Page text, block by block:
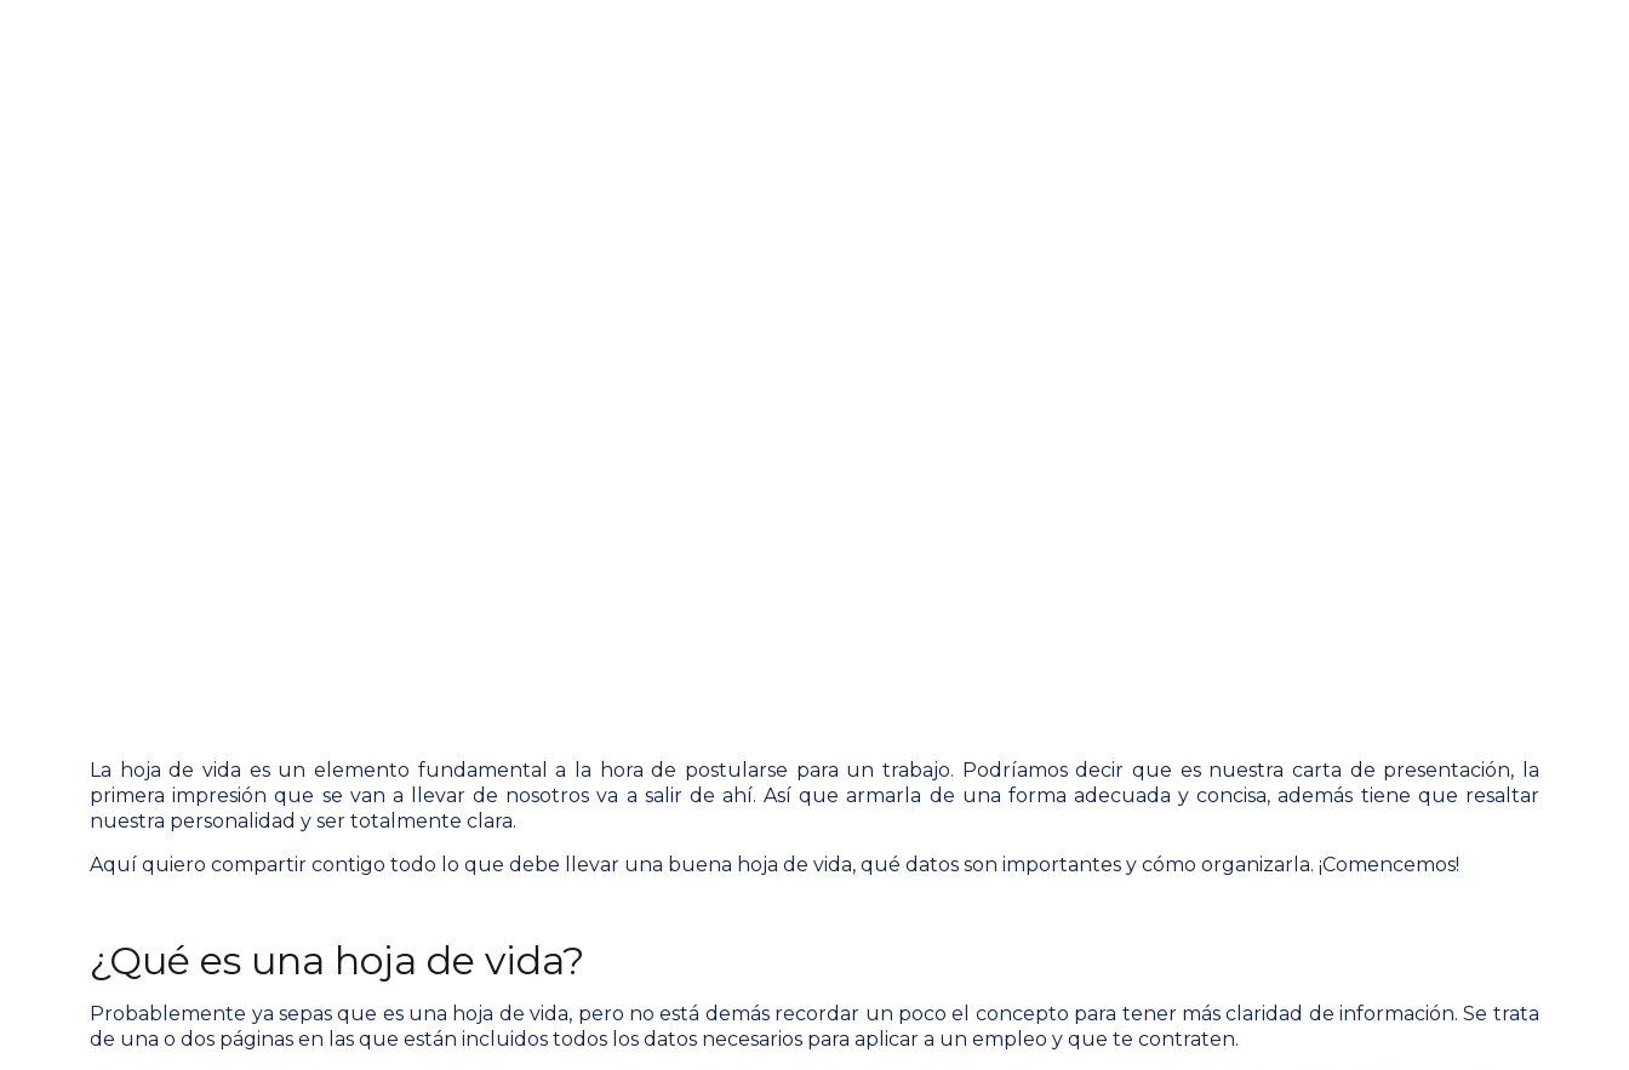
La hoja de vida es un elemento fundamental a la hora de postularse para un trabajo. Podríamos decir que es nuestra carta de presentación, la
primera impresión que se van a llevar de nosotros va a salir de ahí. Así que armarla de una forma adecuada y concisa, además tiene que resaltar
nuestra personalidad y ser totalmente clara.
Aquí quiero compartir contigo todo lo que debe llevar una buena hoja de vida, qué datos son importantes y cómo organizarla. ¡Comencemos!
¿Qué es una hoja de vida?
Probablemente ya sepas que es una hoja de vida, pero no está demás recordar un poco el concepto para tener más claridad de información. Se trata
de una o dos páginas en las que están incluidos todos los datos necesarios para aplicar a un empleo y que te contraten.